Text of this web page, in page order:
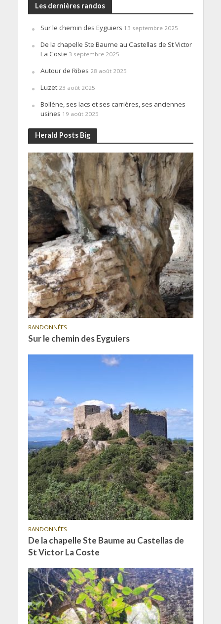
Les dernières randos
Sur le chemin des Eyguiers 13 septembre 2025
De la chapelle Ste Baume au Castellas de St Victor
La Coste 3 septembre 2025
Autour de Ribes 28 août 2025
Luzet 23 août 2025
Bollène, ses lacs et ses carrières, ses anciennes
usines 19 août 2025
Herald Posts Big
RANDONNÉES
Sur le chemin des Eyguiers
RANDONNÉES
De la chapelle Ste Baume au Castellas de
St Victor La Coste